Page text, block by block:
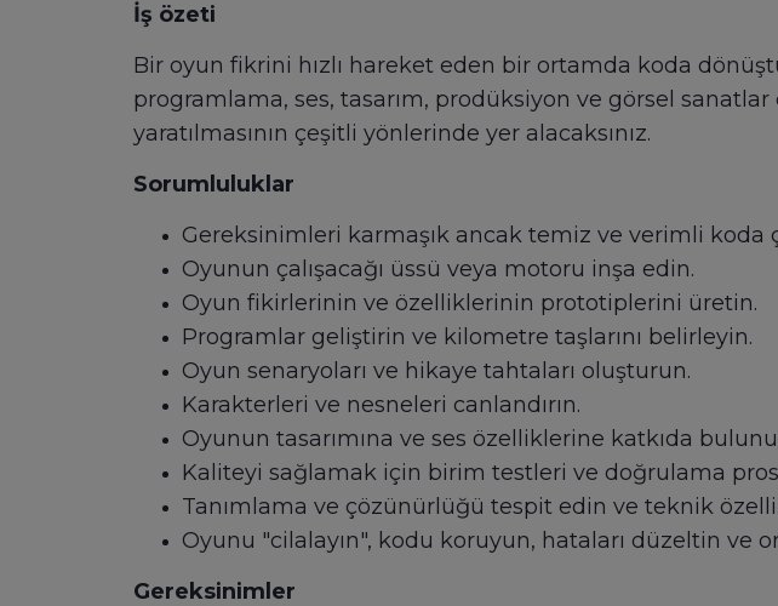
İş özeti
Bir oyun fikrini hızlı hareket eden bir ortamda koda
programlama, ses, tasarım, prodüksiyon ve görsel
yaratılmasının çeşitli yönlerinde yer alacaksınız.
Sorumluluklar
Gereksinimleri karmaşık ancak temiz ve verimli koda
Oyunun çalışacağı üssü veya motoru inşa edin.
Oyun fikirlerinin ve özelliklerinin prototiplerini üretin.
Programlar geliştirin ve kilometre taşlarını belirleyin.
Oyun senaryoları ve hikaye tahtaları oluşturun.
Karakterleri ve nesneleri canlandırın.
Oyunun tasarımına ve ses özelliklerine katkıda
Kaliteyi sağlamak için birim testleri ve doğrulama
Tanımlama ve çözünürlüğü tespit edin ve teknik
Oyunu "cilalayın", kodu koruyun, hataları düzeltin ve
Gereksinimler